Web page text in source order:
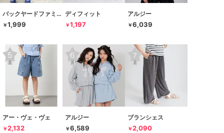
バックヤードファミリー
￥1,999
ディフィット
￥1,197
アルジー
￥6,039
アー・ヴェ・ヴェ
￥2,132
アルジー
￥6,589
ブランシェス
￥2,090